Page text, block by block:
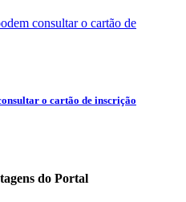
o cartão de inscrição
do Portal